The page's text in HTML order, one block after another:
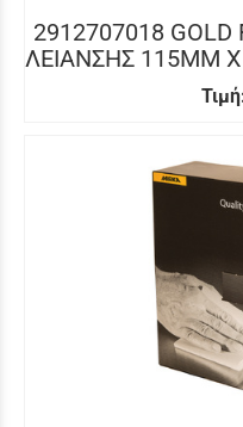
2912707018 GOLD
ΛΕΙΑΝΣΗΣ 115MM